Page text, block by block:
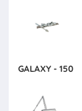
GALAXY - 150